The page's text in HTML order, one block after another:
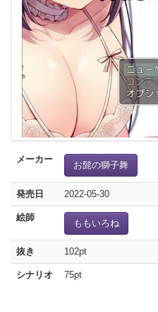
メーカー
お髭の獅子舞
発売日 2022-05-30
絵師
ももいろね
抜き 102pt
シナリオ 75pt